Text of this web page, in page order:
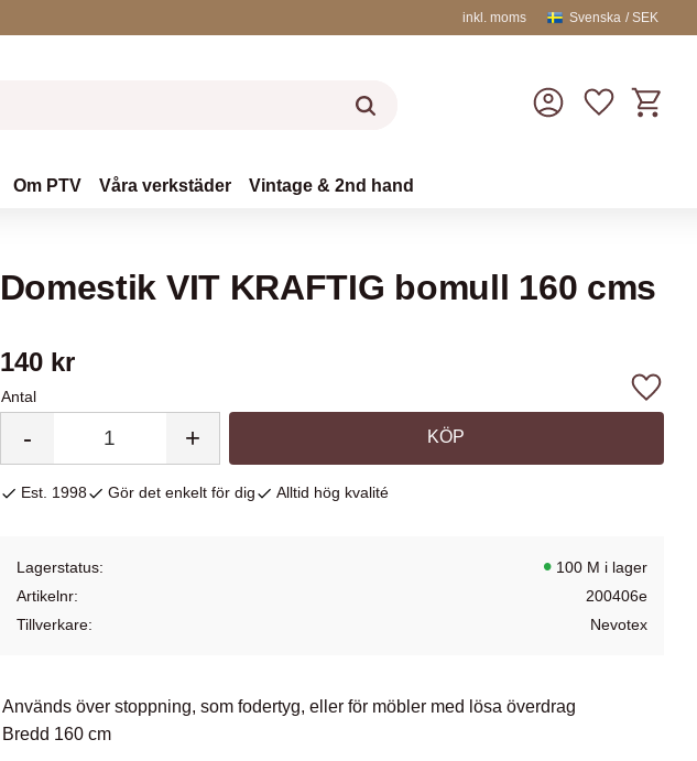
inkl. moms
Om PTV Våra verkstäder Vintage & 2nd hand
Svenska SEK
Domestik VIT KRAFTIG bomull 160 cms
140kr
Antal
+
- KÖP
Lägg
Est. 1998 Gör det enkelt för dig Alltid hög kvalité
Lagerstatus
100 M i lager
Artikelnr
200406e
Tillverkare
Nevotex
Används över stoppning, som fodertyg, eller för möbler med lösa överdrag
Bredd 160 cm